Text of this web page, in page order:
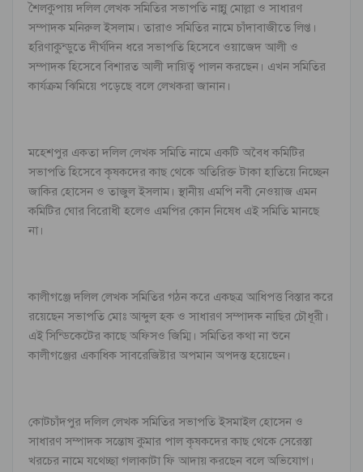
শৈলকুপায় দলিল লেখক সমিতির সভাপতি নান্নু মোল্লা ও সাধারণ
সম্পাদক মনিরুল ইসলাম। তারাও সমিতির নামে চাঁদাবাজীতে লিপ্ত।
হরিণাকুন্ডুতে দীর্ঘদিন ধরে সভাপতি হিসেবে ওয়াজেদ আলী ও
সম্পাদক হিসেবে বিশারত আলী দায়িত্ব পালন করছেন। এখন সমিতির
কার্যক্রম ঝিমিয়ে পড়েছে বলে লেখকরা জানান।
মহেশপুর একতা দলিল লেখক সমিতি নামে একটি অবৈধ কমিটির
সভাপতি হিসেবে কৃষকদের কাছ থেকে অতিরিক্ত টাকা হাতিয়ে নিচ্ছেন
জাকির হোসেন ও তাজুল ইসলাম। স্থানীয় এমপি নবী নেওয়াজ এমন
কমিটির ঘোর বিরোধী হলেও এমপির কোন নিষেধ এই সমিতি মানছে
না।
কালীগঞ্জে দলিল লেখক সমিতির গঠন করে একছত্র আধিপত্ত বিস্তার করে
রয়েছেন সভাপতি মোঃ আব্দুল হক ও সাধারণ সম্পাদক নাছির চৌধূরী।
এই সিন্ডিকেটের কাছে অফিসও জিম্মি। সমিতির কথা না শুনে
কালীগঞ্জের একাধিক সাবরেজিষ্টার অপমান অপদস্ত হয়েছেন।
কোটচাঁদপুর দলিল লেখক সমিতির সভাপতি ইসমাইল হোসেন ও
সাধারণ সম্পাদক সন্তোষ কুমার পাল কৃষকদের কাছ থেকে সেরেস্তা
খরচের নামে যথেচ্ছা গলাকাটা ফি আদায় করছেন বলে অভিযোগ।